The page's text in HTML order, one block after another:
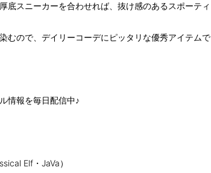
底スニーカーを合わせれば、抜け感のあるスポーティ
むので、デイリーコーデにピッタリな優秀アイテムで
情報を毎日配信中♪
Elf・JaVa）